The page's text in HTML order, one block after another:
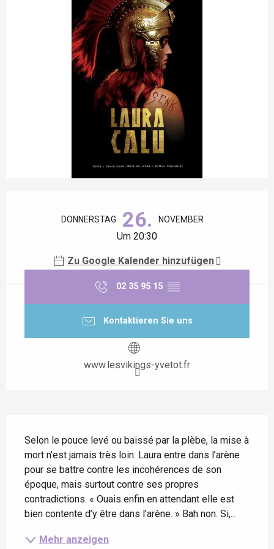
DONNERSTAG 26. NOVEMBER
Um 20:30
Zu Google Kalender hinzufügen
02 35 95 15 ▒▒
Kontaktieren Sie uns
www.lesvikings-yvetot.fr
Selon le pouce levé ou baissé par la plèbe, la mise à
mort n’est jamais très loin. Laura entre dans l’arène
pour se battre contre les incohérences de son
époque, mais surtout contre ses propres
contradictions. « Ouais enfin en attendant elle est
bien contente d’y être dans l’arène. » Bah non. Si,...
Mehr anzeigen